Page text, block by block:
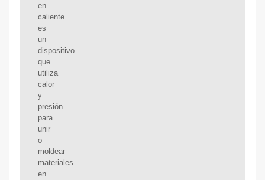
en
caliente
es
un
dispositivo
que
utiliza
calor
y
presión
para
unir
o
moldear
materiales
en